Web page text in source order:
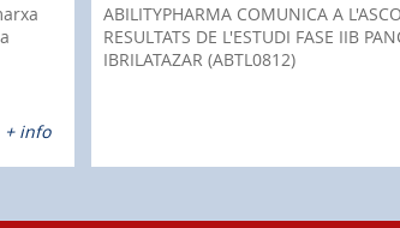
+ info
ABILITYPHARMA COMUNICA A
RESULTATS DE L'ESTUDI FASE IIB
IBRILATAZAR (ABTL0812)